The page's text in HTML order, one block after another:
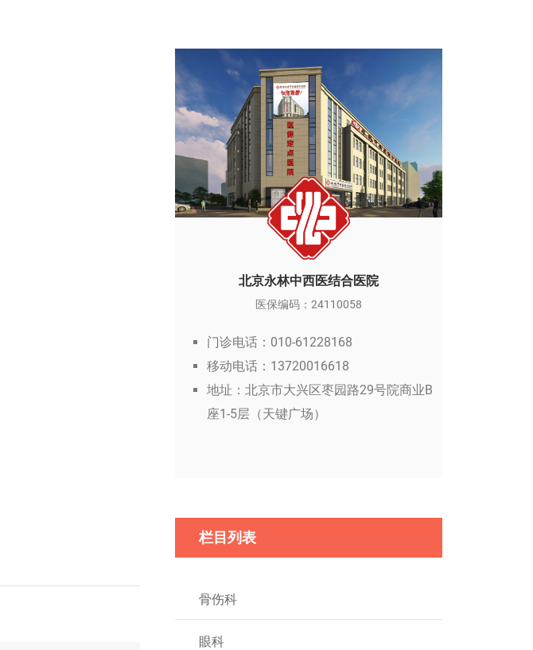
北京永林中西医结合医院
医保编码：24110058
门诊电话：010-61228168
移动电话：13720016618
地址：北京市大兴区枣园路29号院商业B
座1-5层（天键广场）
栏目列表
骨伤科
眼科